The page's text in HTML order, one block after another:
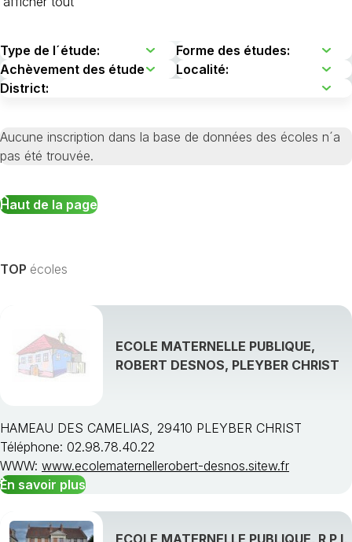
Aucune inscription dans la base de données des écoles n´a
pas été trouvée.
Haut de la page
TOP écoles
ECOLE MATERNELLE PUBLIQUE,
ROBERT DESNOS, PLEYBER CHRIST
HAMEAU DES CAMELIAS, 29410 PLEYBER CHRIST
Téléphone: 02.98.78.40.22
WWW: www.ecolematernellerobert-desnos.sitew.fr
En savoir plus